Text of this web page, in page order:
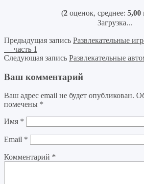
(2оценок, среднее: 5,00
Загрузка...
Предыдущая запись Развлекательные
— часть 1
Следующая запись Развлекательные
Ваш комментарий
Ваш адрес email не будет опубликован.
помечены *
Имя *
Email *
Комментарий *